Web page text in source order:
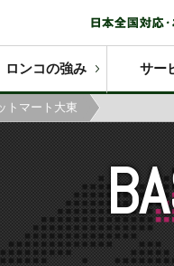
ロンコの強み サー
トマート大東